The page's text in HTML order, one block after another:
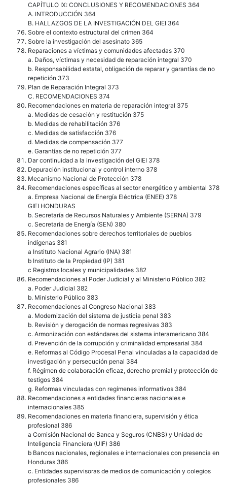
CAPÍTULO IX: CONCLUSIONES Y RECOMENDACIONES 364
A. INTRODUCCIÓN 364
B. HALLAZGOS DE LA INVESTIGACIÓN DEL GIEI 364
Sobre el contexto estructural del crimen 364
Sobre la investigación del asesinato 365
Reparaciones a víctimas y comunidades afectadas 370
a. Daños, víctimas y necesidad de reparación integral 370
b. Responsabilidad estatal, obligación de reparar y garantías de no
repetición 373
Plan de Reparación Integral 373
C. RECOMENDACIONES 374
Recomendaciones en materia de reparación integral 375
a. Medidas de cesación y restitución 375
b. Medidas de rehabilitación 376
c. Medidas de satisfacción 376
d. Medidas de compensación 377
e. Garantías de no repetición 377
Dar continuidad a la investigación del GIEI 378
Depuración institucional y control interno 378
Mecanismo Nacional de Protección 378
Recomendaciones específicas al sector energético y ambiental 378
a. Empresa Nacional de Energía Eléctrica (ENEE) 378
GIEI HONDURAS
b. Secretaría de Recursos Naturales y Ambiente (SERNA) 379
c. Secretaría de Energía (SEN) 380
Recomendaciones sobre derechos territoriales de pueblos
indígenas 381
a Instituto Nacional Agrario (INA) 381
b Instituto de la Propiedad (IP) 381
c Registros locales y municipalidades 382
Recomendaciones al Poder Judicial y al Ministerio Público 382
a. Poder Judicial 382
b. Ministerio Público 383
Recomendaciones al Congreso Nacional 383
a. Modernización del sistema de justicia penal 383
b. Revisión y derogación de normas regresivas 383
c. Armonización con estándares del sistema interamericano 384
d. Prevención de la corrupción y criminalidad empresarial 384
e. Reformas al Código Procesal Penal vinculadas a la capacidad de
investigación y persecución penal 384
f. Régimen de colaboración eficaz, derecho premial y protección de
testigos 384
g. Reformas vinculadas con regímenes informativos 384
Recomendaciones a entidades financieras nacionales e
internacionales 385
Recomendaciones en materia financiera, supervisión y ética
profesional 386
a Comisión Nacional de Banca y Seguros (CNBS) y Unidad de
Inteligencia Financiera (UIF) 386
b Bancos nacionales, regionales e internacionales con presencia en
Honduras 386
c. Entidades supervisoras de medios de comunicación y colegios
profesionales 386